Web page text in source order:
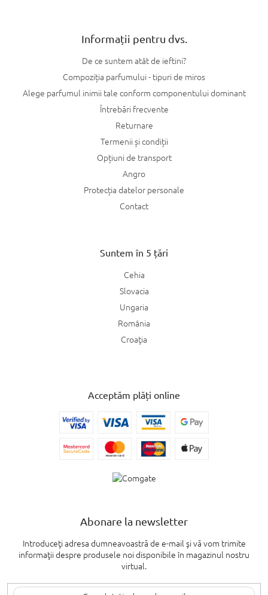
Informații pentru dvs.
De ce suntem atât de ieftini?
Compoziția parfumului - tipuri de miros
Alege parfumul inimii tale conform componentului dominant
Întrebări frecvente
Returnare
Termenii și condiții
Opțiuni de transport
Angro
Protecția datelor personale
Contact
Suntem în 5 țări
Cehia
Slovacia
Ungaria
România
Croaţia
Acceptăm plăți online
Abonare la newsletter
Introduceţi adresa dumneavoastră de e-mail şi vă vom trimite
informaţii despre produsele noi disponibile în magazinul nostru
virtual.